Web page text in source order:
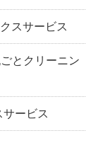
スサービス
とクリーニン
ービス